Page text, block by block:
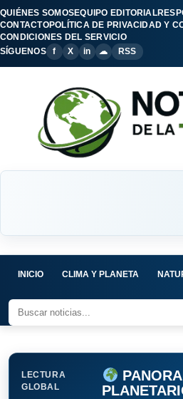
QUIÉNES SOMOSEQUIPO EDITORIAL
CONTACTOPOLÍTICA DE PRIVACIDAD Y
CONDICIONES DEL SERVICIO
SÍGUENOS
f X in ☁ RSS
INICIO CLIMA Y PLANETA
LECTURA
GLOBAL